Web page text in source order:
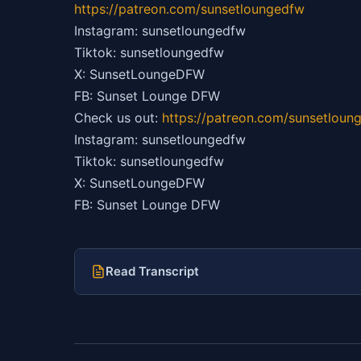
https://patreon.com/sunsetloungedfw
Instagram: sunsetloungedfw
Tiktok: sunsetloungedfw
X: SunsetLoungeDFW
FB: Sunset Lounge DFW
Check us out: https://patreon.com/
Instagram: sunsetloungedfw
Tiktok: sunsetloungedfw
X: SunsetLoungeDFW
FB: Sunset Lounge DFW
Read Transcript